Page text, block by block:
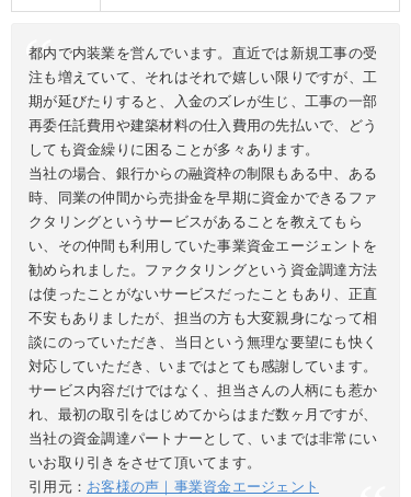
都内で内装業を営んでいます。直近では新規工事の受
注も増えていて、それはそれで嬉しい限りですが、工
期が延びたりすると、入金のズレが生じ、工事の一部
再委任託費用や建築材料の仕入費用の先払いで、どう
しても資金繰りに困ることが多々あります。
当社の場合、銀行からの融資枠の制限もある中、ある
時、同業の仲間から売掛金を早期に資金かできるファ
クタリングというサービスがあることを教えてもら
い、その仲間も利用していた事業資金エージェントを
勧められました。ファクタリングという資金調達方法
は使ったことがないサービスだったこともあり、正直
不安もありましたが、担当の方も大変親身になって相
談にのっていただき、当日という無理な要望にも快く
対応していただき、いまではとても感謝しています。
サービス内容だけではなく、担当さんの人柄にも惹か
れ、最初の取引をはじめてからはまだ数ヶ月ですが、
当社の資金調達パートナーとして、いまでは非常にい
いお取り引きをさせて頂いてます。
引用元： お客様の声｜事業資金エージェント